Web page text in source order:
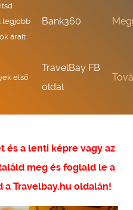
legjobb
árait
Bank360
első
TravelBay FB
oldal
és a lenti képre vagy az
meg és foglald le a
Travelbay.hu oldalán!